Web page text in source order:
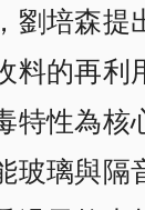
劉培森提
料的再利
特性為核
玻璃與隔